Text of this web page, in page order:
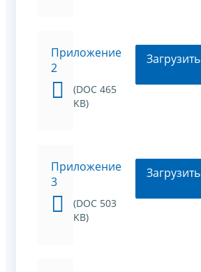
Приложение
2
(DOC 465
KB)
Загрузить
Приложение
3
(DOC 503
KB)
Загрузить